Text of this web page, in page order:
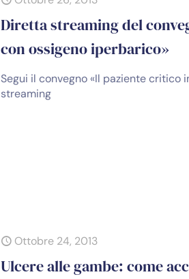
Diretta streaming del
con ossigeno iperbarico»
Segui il convegno «Il paziente
streaming
Ottobre 24, 2013
Ulcere alle gambe: come